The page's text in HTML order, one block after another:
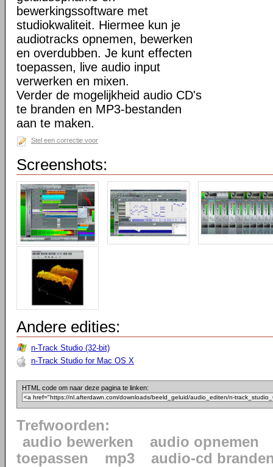
bewerkingssoftware met
studiokwaliteit. Hiermee kun je
audiotracks opnemen, bewerken
en overdubben. Je kunt effecten
toepassen, live audio input
verwerken en mixen.
Verder de mogelijkheid audio CD's
te branden en MP3-bestanden
aan te maken.
Stel een correctie voor
Screenshots:
Andere edities:
n-Track Studio (32-bit)
n-Track Studio for Mac OS X
HTML code om naar deze pagina te linken:
Trefwoorden:
audio bewerken
audio opnemen
toepassen
mp3 audio-cd